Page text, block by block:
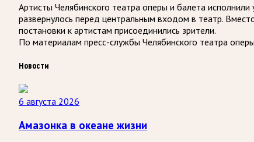
Артисты Челябинского театра оперы и балета
развернулось перед центральным входом в театр.
постановки к артистам присоединились зрители.
По материалам пресс-службы Челябинского театра
Новости
6 августа 2026
Амазонка в океане жизни